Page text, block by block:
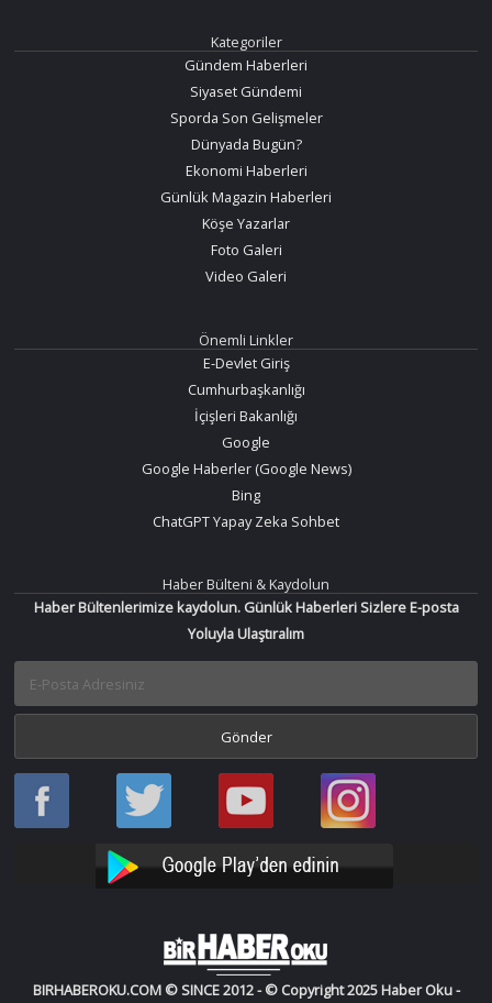
Kategoriler
Gündem Haberleri
Siyaset Gündemi
Sporda Son Gelişmeler
Dünyada Bugün?
Ekonomi Haberleri
Günlük Magazin Haberleri
Köşe Yazarlar
Foto Galeri
Video Galeri
Önemli Linkler
E-Devlet Giriş
Cumhurbaşkanlığı
İçişleri Bakanlığı
Google
Google Haberler (Google News)
Bing
ChatGPT Yapay Zeka Sohbet
Haber Bülteni & Kaydolun
Haber Bültenlerimize kaydolun. Günlük Haberleri Sizlere E-posta
Yoluyla Ulaştıralım
Haber
Oku
Haber
Oku
Bir
Haber
YouTube
Bir
Haber
Instagram
BIRHABEROKU.COM © SINCE 2012 - © Copyright 2025 Haber Oku -